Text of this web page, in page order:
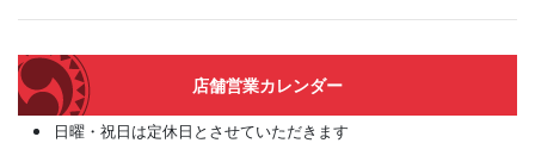
店舗営業カレンダー
日曜・祝日は定休日とさせていただきます